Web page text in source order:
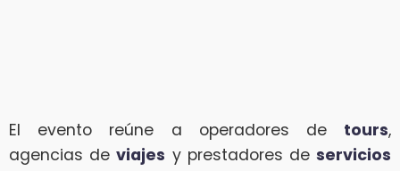
El evento reúne a operadores de tours,
agencias deviajes y prestadores deservicios